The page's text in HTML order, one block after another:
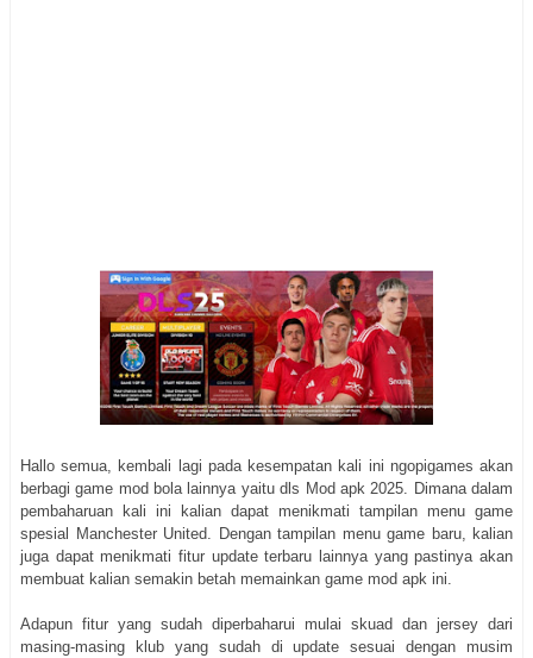
Hallo semua, kembali lagi pada kesempatan kali ini ngopigames akan
berbagi game mod bola lainnya yaitu dls Mod apk 2025. Dimana dalam
pembaharuan kali ini kalian dapat menikmati tampilan menu game
spesial Manchester United. Dengan tampilan menu game baru, kalian
juga dapat menikmati fitur update terbaru lainnya yang pastinya akan
membuat kalian semakin betah memainkan game mod apk ini.
Adapun fitur yang sudah diperbaharui mulai skuad dan jersey dari
masing-masing klub yang sudah di update sesuai dengan musim